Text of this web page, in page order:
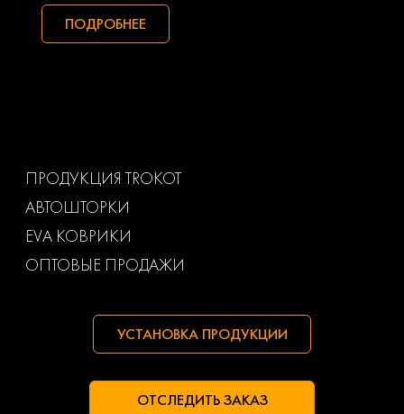
Subaru
Маз
ПОДРОБНЕЕ
ПРОДУКЦИЯ TROKOT
АВТОШТОРКИ
EVA КОВРИКИ
ОПТОВЫЕ ПРОДАЖИ
УСТАНОВКА ПРОДУКЦИИ
ОТСЛЕДИТЬ ЗАКАЗ